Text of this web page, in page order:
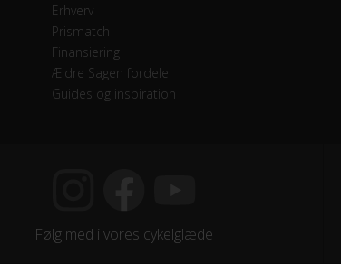
FD-R9100
ST-R9100
Erhverv
Prismatch
Finansiering
Ældre Sagen fordele
Guides og inspiration
Følg med i vores cykelglæde